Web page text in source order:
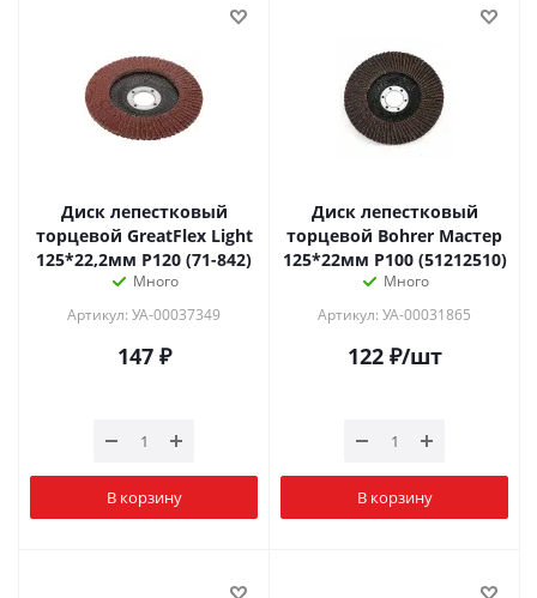
Диск лепестковый
торцевой GreatFlex Light
125*22,2мм P120 (71-842)
Много
Артикул: УА-00037349
147₽
В корзину
Диск лепестковый
торцевой Bohrer Мастер
125*22мм P100 (51212510)
Много
Артикул: УА-00031865
122₽/шт
В корзину